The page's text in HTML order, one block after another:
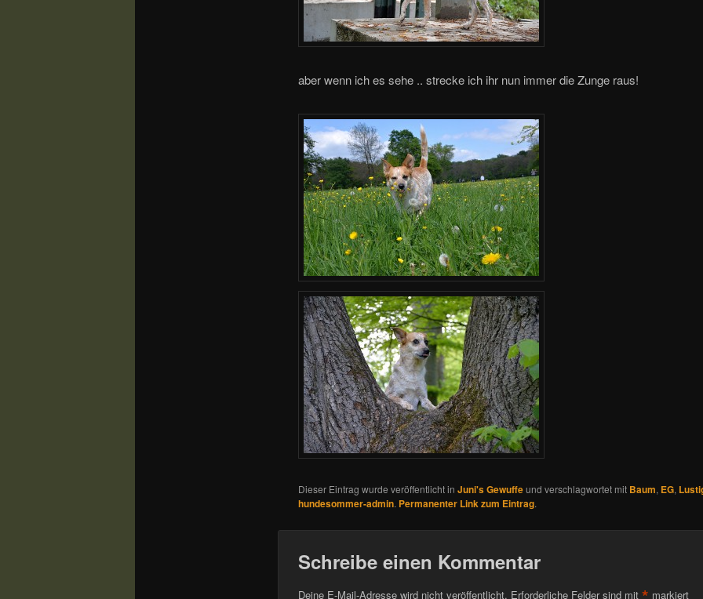
aber wenn ich es sehe .. strecke ich ihr nun immer die Zunge raus!
Dieser Eintrag wurde veröffentlicht in Juni's Gewuffeund verschlagwortet mit Baum, EG,
hundesommer-admin. Permanenter Link zum Eintrag.
Schreibe einen Kommentar
Deine E-Mail-Adresse wird nicht veröffentlicht. Erforderliche Felder sind mit markiert